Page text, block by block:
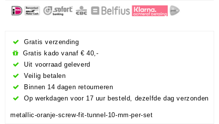
Gratis verzending
Gratis kado vanaf € 40,-
Uit voorraad geleverd
Veilig betalen
Binnen 14 dagen retourneren
Op werkdagen voor 17 uur besteld, dezelfde dag verzonden
metallic-oranje-screw-fit-tunnel-10-mm-per-set